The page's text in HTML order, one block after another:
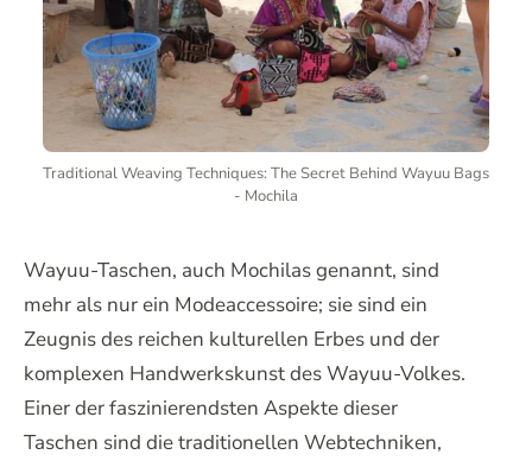
Traditional Weaving Techniques: The Secret Behind Wayuu Bags
- Mochila
Wayuu-Taschen, auch Mochilas genannt, sind
mehr als nur ein Modeaccessoire; sie sind ein
Zeugnis des reichen kulturellen Erbes und der
komplexen Handwerkskunst des Wayuu-Volkes.
Einer der faszinierendsten Aspekte dieser
Taschen sind die traditionellen Webtechniken,